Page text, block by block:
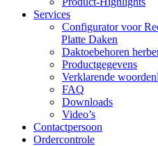
Services
Configurator voor
Platte Daken
Daktoebehoren
Productgegevens
Verklarende
FAQ
Downloads
Video’s
Contactpersoon
Ordercontrole